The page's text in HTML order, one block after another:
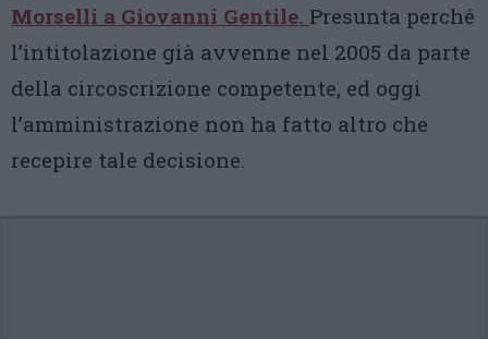
Morselli a Giovanni Gentile. Presunta perché
l’intitolazione già avvenne nel 2005 da parte
della circoscrizione competente, ed oggi
l’amministrazione non ha fatto altro che
recepire tale decisione.